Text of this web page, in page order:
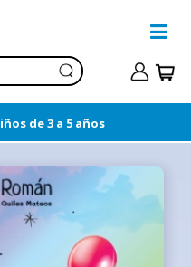
de 3 a 5 años